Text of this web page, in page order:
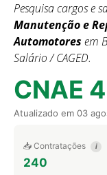
Pesquisa cargos e
Manutenção e
Automotores em
Salário / CAGED.
CNAE
Atualizado em 03
📥 Contratações i
240